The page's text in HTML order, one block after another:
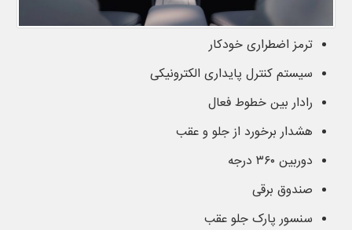
ترمز اضطراری خودکار
سیستم کنترل پایداری الکترونیکی
رادار بین خطوط فعال
هشدار برخورد از جلو و عقب
دوربین ۳۶۰ درجه
صندوق برقی
سنسور پارک جلو عقب